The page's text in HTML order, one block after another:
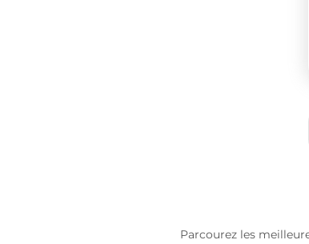
Parcourez les